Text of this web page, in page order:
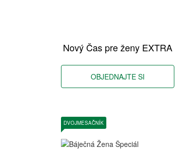
Nový Čas pre ženy EXTRA
OBJEDNAJTE SI
DVOJMESAČNÍK